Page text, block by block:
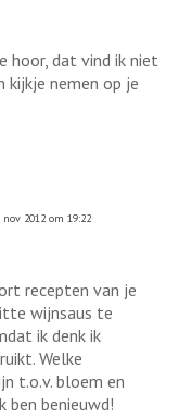
hoor, dat vind ik niet
kijkje nemen op je
2012 om 19:22
recepten van je
wijnsaus te
ik denk ik
Welke
t.o.v. bloem en
ben benieuwd!